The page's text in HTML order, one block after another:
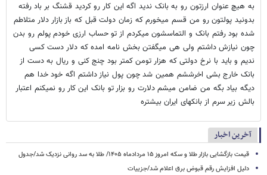
به هیچ عنوان ارزتون رو به بانک ندید اگه این کار رو کردید قشنگ بر باد رفته
بدونید پولتون رو من قسم میخورم که زمان دولت قبل که باز بازار دلار متلاطم
شده بود رفتم بانک و التماسشون میکردم از تو حساب ارزی خودم پولم رو بدن
چون نیازش داشتم ولی هی میگفتن بخش نامه امده که دلار دست کسی
ندیم و باید با نرخ دولتی که هزار تومن کمتر بود چنج کنی و ریال به دست از
بانک خارج بشی اخرششم همین شد چون پول نیاز داشتم اگه خود خدا هم
دیگه بیاد بگه من ضامن میشم دلارت رو بزار تو بانک این کار رو نمیکنم اعتبار
بالش زیر سرم از بانکهای ایران بیشتره
آخرین اخبار
قیمت بازگشایی بازار طلا و سکه امروز ۱۵ مردادماه ۱۴۰۵/ طلا به سد روانی نزدیک شد/جدول
دلیل افزایش رقم قبوض برق اعلام شد/جزییات